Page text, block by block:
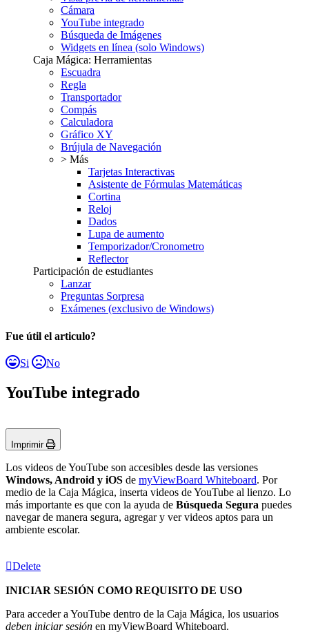
Cámara
YouTube integrado
Búsqueda de Imágenes
Widgets en línea (solo Windows)
Caja Mágica: Herramientas
Escuadra
Regla
Transportador
Compás
Calculadora
Gráfico XY
Brújula de Navegación
> Más
Tarjetas Interactivas
Asistente de Fórmulas Matemáticas
Cortina
Reloj
Dados
Lupa de aumento
Temporizador/Cronometro
Reflector
Participación de estudiantes
Lanzar
Preguntas Sorpresa
Exámenes (exclusivo de Windows)
Fue útil el articulo?
Si No
YouTube integrado
Imprimir
Los videos de YouTube son accesibles desde las versiones
Windows, Android y iOS de myViewBoard Whiteboard. Por
medio de la Caja Mágica, inserta videos de YouTube al lienzo. Lo
más importante es que con la ayuda de Búsqueda Segura puedes
navegar de manera segura, agregar y ver videos aptos para un
ambiente escolar.
Delete
INICIAR SESIÓN COMO REQUISITO DE USO
Para acceder a YouTube dentro de la Caja Mágica, los usuarios
deben iniciar sesión en myViewBoard Whiteboard.